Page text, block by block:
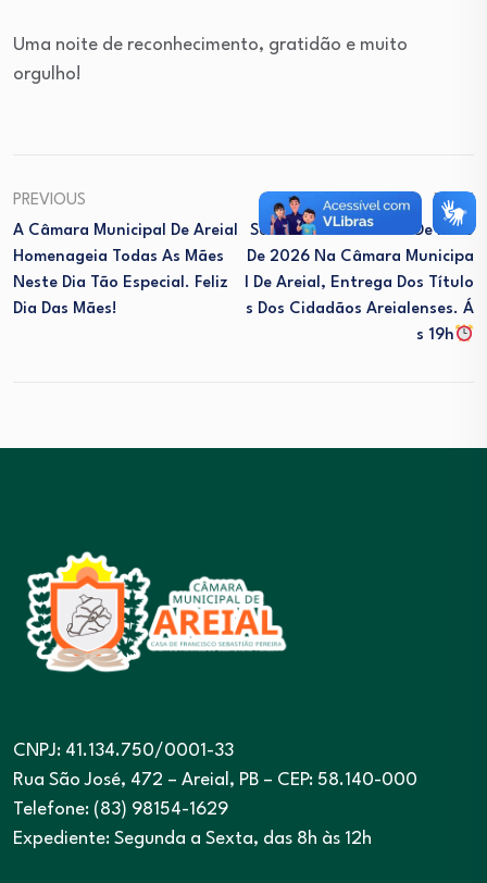
Uma noite de reconhecimento, gratidão e muito
orgulho!
PREVIOUS
A Câmara Municipal De Areial
Homenageia Todas As Mães
Neste Dia Tão Especial. Feliz
Dia Das Mães!
NEXT
Sessão Solene Dia 07 De Maio
De 2026 Na Câmara Municipa
L De Areial, Entrega Dos Título
S Dos Cidadãos Areialenses. Á
S 19h
CNPJ: 41.134.750/0001-33
Rua São José, 472 – Areial, PB – CEP: 58.140-000
Telefone: (83) 98154-1629
Expediente: Segunda a Sexta, das 8h às 12h